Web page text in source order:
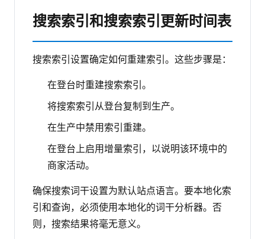
搜索索引和搜索索引更新时间表
搜索索引设置确定如何重建索引。这些步骤是：
在登台时重建搜索索引。
将搜索索引从登台复制到生产。
在生产中禁用索引重建。
在登台上启用增量索引，以说明该环境中的
商家活动。
确保搜索词干设置为默认站点语言。要本地化索
引和查询，必须使用本地化的词干分析器。否
则，搜索结果将毫无意义。